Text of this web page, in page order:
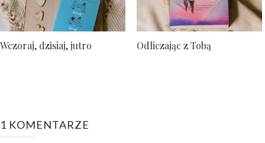
Wczoraj, dzisiaj, jutro Odliczając z Tobą
1 KOMENTARZE